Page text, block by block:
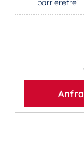
barrierefrei